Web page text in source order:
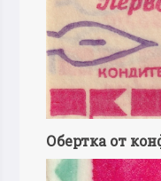
Обертка от